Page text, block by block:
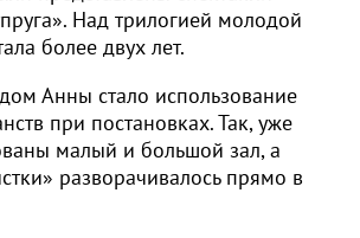
Над трилогией молодой
более двух лет.
Анны стало использование
при постановках. Так, уже
малый и большой зал, а
разворачивалось прямо в